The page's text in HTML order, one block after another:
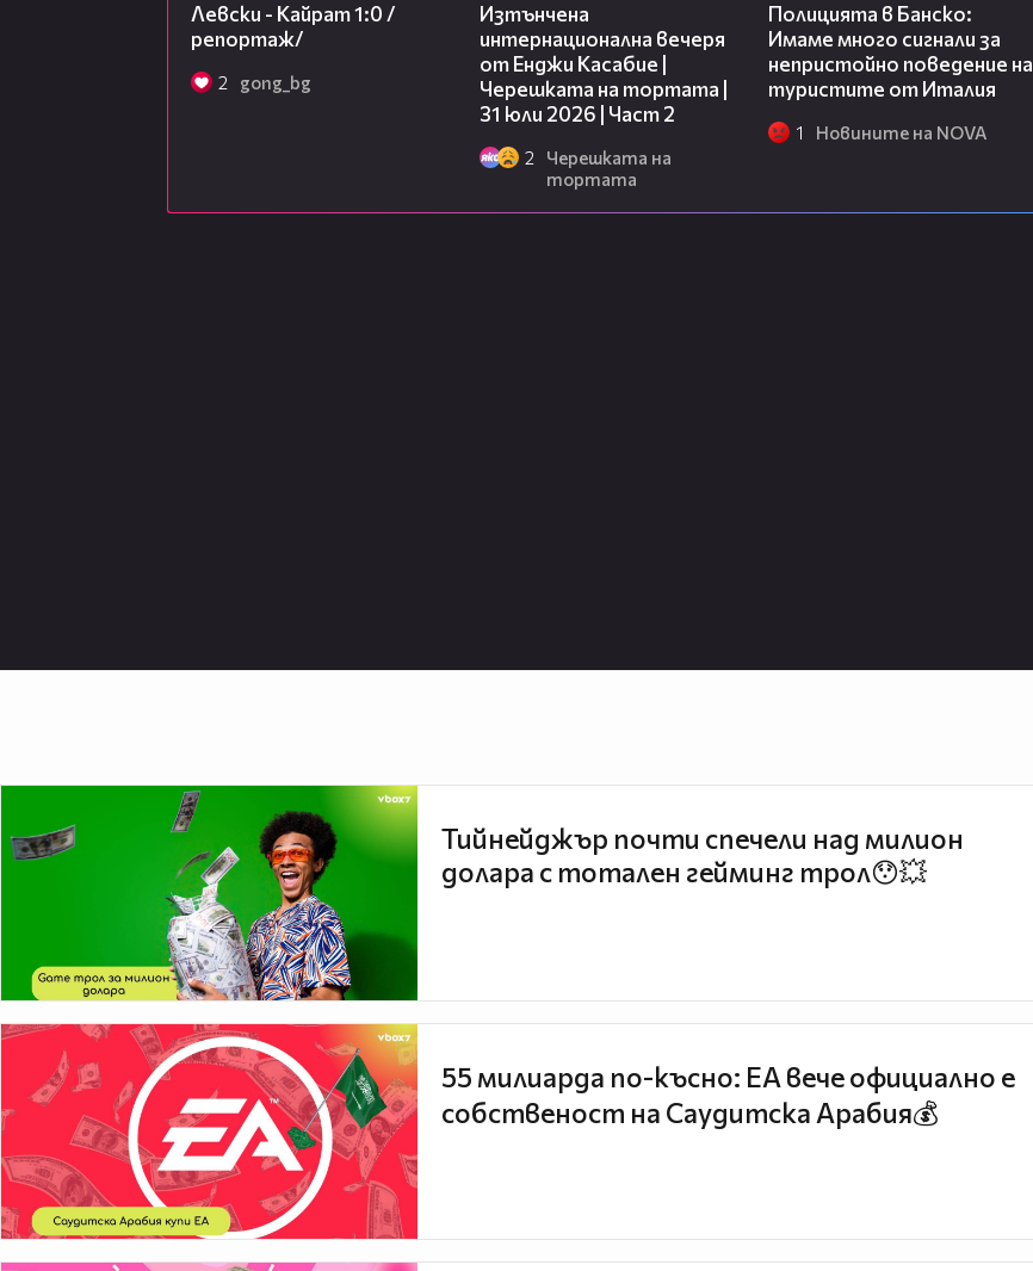
Левски - Кайрат 1:0 /
репортаж/
2 gong_bg
Изтънчена
интернационална вечеря
от Енджи Касабие |
Черешката на тортата |
31 юли 2026 | Част 2
2
Черешката на
тортата
Полицията в Банско:
Имаме много сигнали за
непристойно поведение на
туристите от Италия
1 Новините на NOVA
Тийнейджър почти спечели над милион
долара с тотален гейминг трол😯💥
55 милиарда по-късно: EA вече официално е
собственост на Саудитска Арабия💰